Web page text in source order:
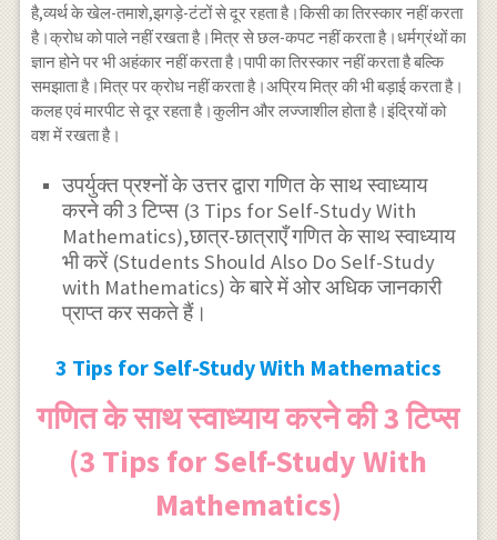
है,व्यर्थ के खेल-तमाशे,झगड़े-टंटों से दूर रहता है।किसी का तिरस्कार नहीं करता
है।क्रोध को पाले नहीं रखता है।मित्र से छल-कपट नहीं करता है।धर्मग्रंथों का
ज्ञान होने पर भी अहंकार नहीं करता है।पापी का तिरस्कार नहीं करता है बल्कि
समझाता है।मित्र पर क्रोध नहीं करता है।अप्रिय मित्र की भी बड़ाई करता है।
कलह एवं मारपीट से दूर रहता है।कुलीन और लज्जाशील होता है।इंद्रियों को
वश में रखता है।
उपर्युक्त प्रश्नों के उत्तर द्वारा गणित के साथ स्वाध्याय
करने की 3 टिप्स (3 Tips for Self-Study With
Mathematics),छात्र-छात्राएँ गणित के साथ स्वाध्याय
भी करें (Students Should Also Do Self-Study
with Mathematics) के बारे में ओर अधिक जानकारी
प्राप्त कर सकते हैं।
3 Tips for Self-Study With Mathematics
गणित के साथ स्वाध्याय करने की 3 टिप्स
(3 Tips for Self-Study With
Mathematics)